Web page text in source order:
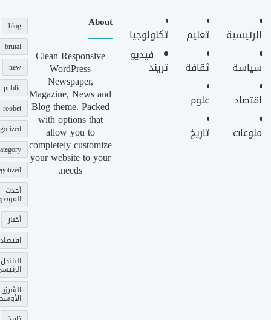
الرئيسية
سياسة
اقتصاد
منوعات
تعليم
ثقافة
علوم
تاريخ
تكنولوجيا
فيديو
تريند
About
Clean Responsive
WordPress
Newspaper,
Magazine, News and
Blog theme. Packed
with options that
allow you to
completely customize
your website to your
needs.
blog
brutal
new
public
roobet
أحدث
أخبار
اقتصاد
الباندل
الشرق